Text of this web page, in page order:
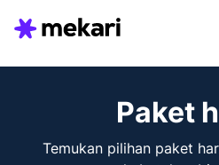
Paket
Temukan pilihan paket